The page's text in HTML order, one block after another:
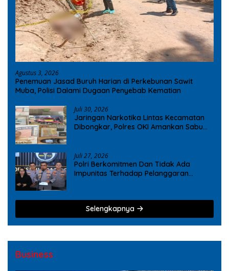
Agustus 3, 2026
Penemuan Jasad Buruh Harian di Perkebunan Sawit
Muba, Polisi Dalami Dugaan Penyebab Kematian
Juli 30, 2026
Jaringan Narkotika Lintas Kecamatan
Dibongkar, Polres OKI Amankan Sabu
Juli 27, 2026
Polri Berkomitmen Dan Tidak Ada
Impunitas Terhadap Pelanggaran
Selengkapnya
Business